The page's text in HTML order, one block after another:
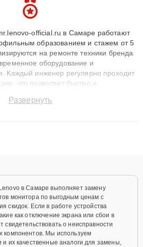
official.ru в Самаре работают
образованием и стажем от 5
на ремонте техники бренда
оборудование и
Каждый инженер регулярно проходит
что позволяет быстро и
до 3 лет. Наши мастера решают
Развернуть
в Самаре выполняет замену
монитора по выгодным ценам с
скидок. Если в работе устройства
как отключение экрана или сбои в
свидетельствовать о неисправности
компонентов. Мы используем
и их качественные аналоги для замены,